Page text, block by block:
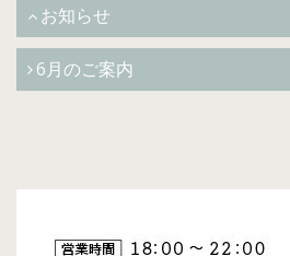
お知らせ
6月のご案内